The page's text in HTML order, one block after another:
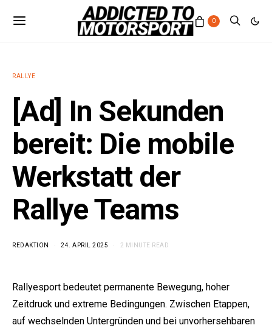
0
RALLYE
[Ad] In Sekunden
bereit: Die mobile
Werkstatt der
Rallye Teams
REDAKTION 24. APRIL 2025 2 MINUTE READ
Rallyesport bedeutet permanente Bewegung, hoher
Zeitdruck und extreme Bedingungen. Zwischen Etappen,
auf wechselnden Untergründen und bei unvorhersehbaren